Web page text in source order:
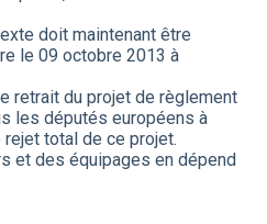
doit maintenant être
le 09 octobre 2013 à
retrait du projet de règlement
les députés européens à
total de ce projet.
et des équipages en dépend